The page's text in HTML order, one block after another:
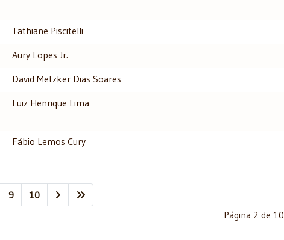
Tathiane Piscitelli
Aury Lopes Jr.
David Metzker Dias Soares
Luiz Henrique Lima
Fábio Lemos Cury
Página 2 de 10
9 10